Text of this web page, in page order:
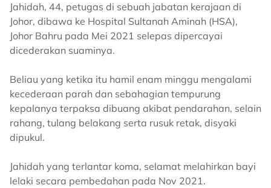
Jahidah, 44, petugas di sebuah jabatan kerajaan di
Johor, dibawa ke Hospital Sultanah Aminah (HSA),
Johor Bahru pada Mei 2021 selepas dipercayai
dicederakan suaminya.
Beliau yang ketika itu hamil enam minggu mengalami
kecederaan parah dan sebahagian tempurung
kepalanya terpaksa dibuang akibat pendarahan, selain
rahang, tulang belakang serta rusuk retak, disyaki
dipukul.
Jahidah yang terlantar koma, selamat melahirkan bayi
lelaki secara pembedahan pada Nov 2021.